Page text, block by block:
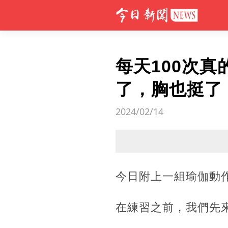
每天100次真
了，胸也挺了
2024/02/14
今日附上一組瑜伽動
在練習之前，我們先